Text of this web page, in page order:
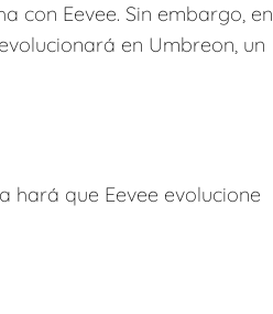
con Eevee. Sin embargo, en
en Umbreon, un
hará que Eevee evolucione